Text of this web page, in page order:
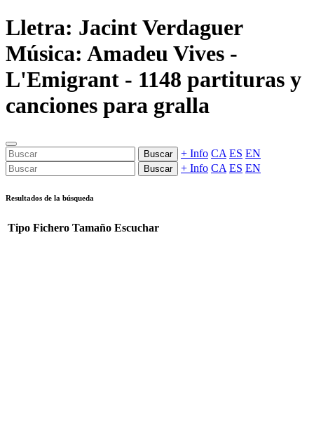
Lletra: Jacint Verdaguer
Música: Amadeu Vives -
L'Emigrant - 1148 partituras y
canciones para gralla
Buscar + Info CA ES EN
Buscar + Info CA ES EN
Resultados de la búsqueda
Tipo Fichero Tamaño Escuchar